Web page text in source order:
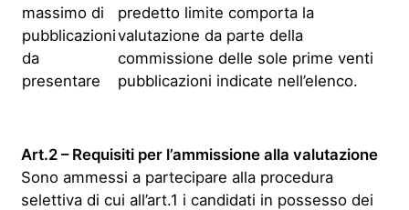
massimo di
pubblicazioni
da
presentare
predetto limite comporta la
valutazione da parte della
commissione delle sole prime venti
pubblicazioni indicate nell’elenco.
Art.2 – Requisiti per l’ammissione alla valutazione
Sono ammessi a partecipare alla procedura
selettiva di cui all’art.1 i candidati in possesso dei